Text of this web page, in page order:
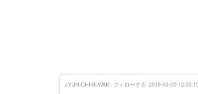
JYUNICHIKUWAKI フォローする 2019-03-05